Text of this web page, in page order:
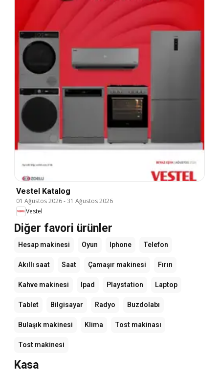
Vestel Katalog
01 Ağustos 2026-31 Ağustos 2026
Vestel
Diğer favori ürünler
Hesap makinesi Oyun Iphone Telefon
Akıllı saat Saat Çamaşır makinesi Fırın
Kahve makinesi Ipad Playstation Laptop
Tablet Bilgisayar Radyo Buzdolabı
Bulaşık makinesi Klima Tost makinası
Tost makinesi
Kasa